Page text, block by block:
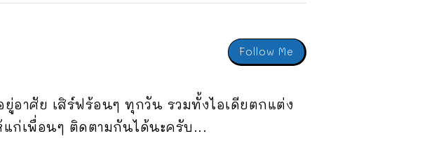
Follow Me
อาศัย เสิร์ฟร้อนๆ ทุกวัน รวมทั้งไอเดียตกแต่ง
ก่เพื่อนๆ ติดตามกันได้นะครับ...